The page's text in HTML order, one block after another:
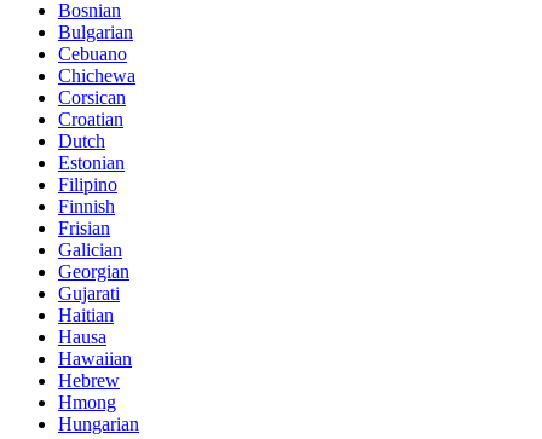
Bosnian
Bulgarian
Cebuano
Chichewa
Corsican
Croatian
Dutch
Estonian
Filipino
Finnish
Frisian
Galician
Georgian
Gujarati
Haitian
Hausa
Hawaiian
Hebrew
Hmong
Hungarian